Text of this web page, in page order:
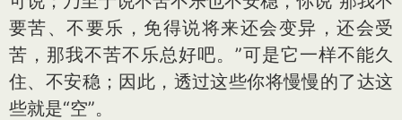
要苦、不要乐，免得说将来还会变异，还会受
苦，那我不苦不乐总好吧。”可是它一样不能久
住、不安稳；因此，透过这些你将慢慢的了达这
些就是“空”。